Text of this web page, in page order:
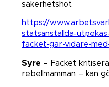
säkerhetshot​​​​​​​
https://
statsanstallda-
facket-gar-vidare-
Syre – Facket
rebellmamman – kan